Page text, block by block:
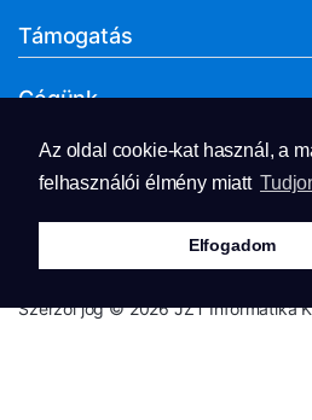
Az oldal cookie-kat használ, a
felhasználói élmény miatt
Elfogadom
Támogatás
Cégünk
Dokumentumok
Szerzői jog © 2026 JZT Informatika